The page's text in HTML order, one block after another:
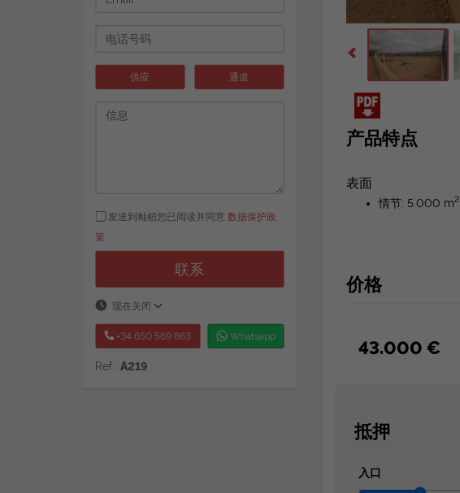
产品特点
表面
情节: 5.000 m2
价格
43.000 €
抵押
入口
供应 通道
发送到籼稻您已阅读并同意 数据保护政
策
联系
现在关闭
+34 650 569 863 Whatsapp
Ref.: A219